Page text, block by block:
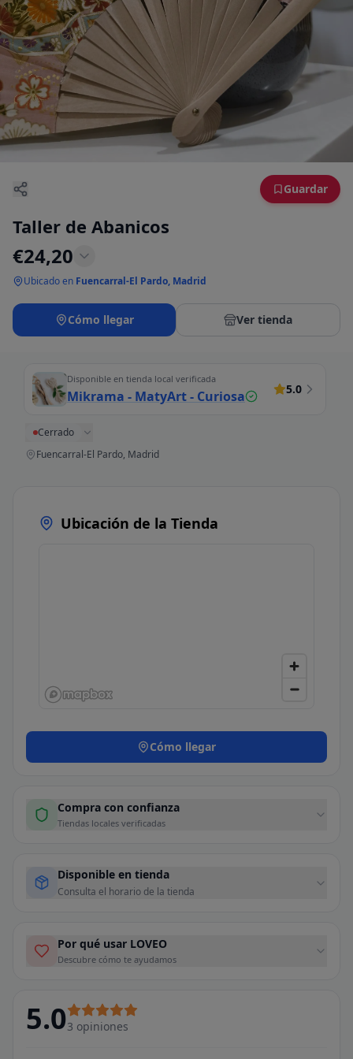
Guardar
Taller de Abanicos
€24,20
Ubicado en Fuencarral-El Pardo, Madrid
Cómo llegar Ver tienda
Disponible en tienda local verificada
Mikrama - MatyArt - Curiosa 5.0
Cerrado
Fuencarral-El Pardo, Madrid
Ubicación de la Tienda
Cómo llegar
Compra con confianza
Tiendas locales verificadas
Disponible en tienda
Consulta el horario de la tienda
Por qué usar LOVEO
Descubre cómo te ayudamos
5.03 opiniones